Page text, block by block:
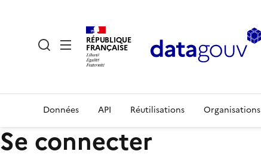
RÉPUBLIQUE
FRANÇAISE
Données API Réutilisations Organisations
Se connecter